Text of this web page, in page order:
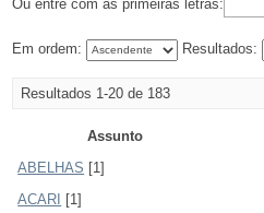
Ou entre com as primeiras letras:
Em ordem: Resultados:
Resultados 1-20 de 183
Assunto
ABELHAS [1]
ACARI
[1]